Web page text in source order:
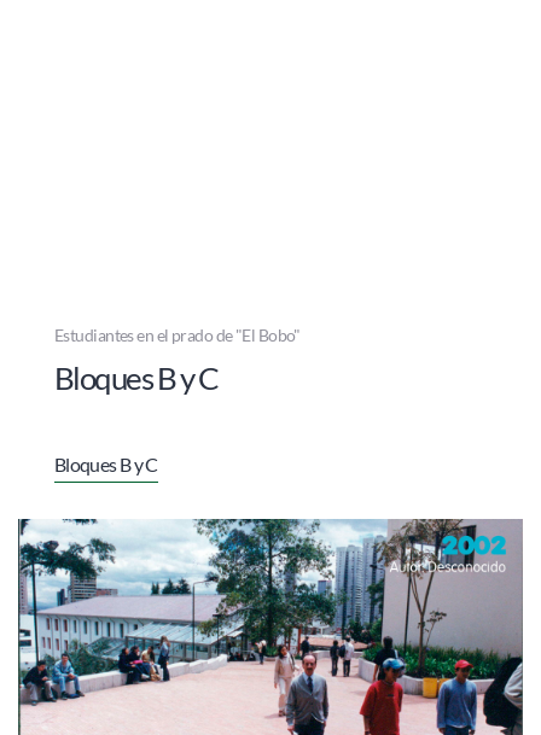
Estudiantes en el prado de "El Bobo"
Bloques B y C
Bloques B y C